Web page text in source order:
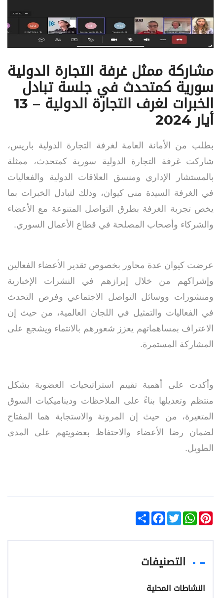
مشاركة ممثل غرفة التجارة الدولية
سورية كمتحدث في جلسة تبادل
الخبرات لغرف التجارة الدولية – 13
أيار 2024
بطلب من الأمانة العامة لغرفة التجارة الدولية باريس،
شاركت غرفة التجارة الدولية سورية كمتحدث، ممثلة
بالمستشار الإداري ومنسق العلاقات الدولية والفعاليات
في الغرفة السيدة منى كيوان، وذلك لتبادل الخبرات بما
يخص تجربة الغرفة بطرق التواصل المتنوعة مع الأعضاء
والشركاء وأصحاب المصلحة في قطاع الأعمال السوري.
عرضت كيوان عدة محاور بخصوص تقدير الأعضاء الفعالين
وإشراكهم من خلال إبرازهم في النشرات الإخبارية
ومنشورات ووسائل التواصل الاجتماعي وفرص التحدث
في الفعاليات والتمثيل في اللجان العالمية، من حيث إن
الاعتراف بمساهماتهم يعزز شعورهم بالانتماء ويشجع على
المشاركة المستمرة.
وأكدت على أهمية تقييم استراتيجيات العضوية بشكل
منتظم وتعديلها بناءً على الملاحظات وديناميكيات السوق
المتغيرة، من حيث إن المرونة والاستجابة هما المفتاح
لضمان رضا الأعضاء والاحتفاظ بعضويتهم على المدى
الطويل.
Share
FacebookTwitter
WhatsApp
Pinterest
التصنيفات
النشاطات المحلية